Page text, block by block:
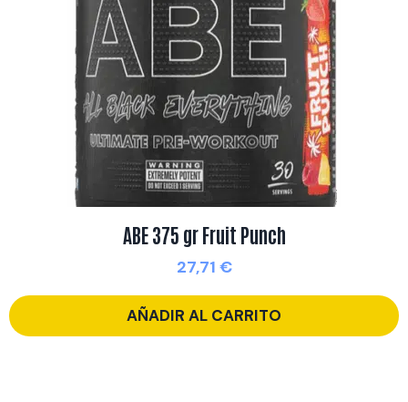
ABE 375 gr Fruit Punch
27,71 €
AÑADIR AL CARRITO